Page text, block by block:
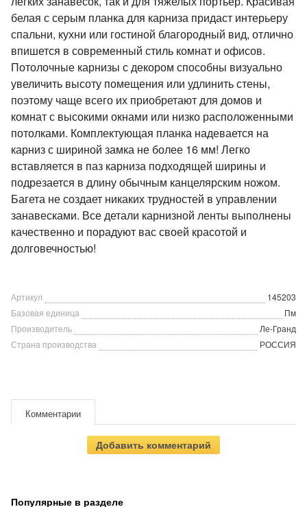
белая с серым планка для карниза придаст интерьеру
спальни, кухни или гостиной благородный вид, отлично
впишется в современный стиль комнат и офисов.
Потолочные карнизы с декором способны визуально
увеличить высоту помещения или удлинить стены,
поэтому чаще всего их приобретают для домов и
комнат с высокими окнами или низко расположенными
потолками. Комплектующая планка надевается на
карниз с шириной замка не более 16 мм! Легко
вставляется в паз карниза подходящей ширины и
подрезается в длину обычным канцелярским ножом.
Багета не создает никаких трудностей в управлении
занавесками. Все детали карнизной ленты выполнены
качественно и порадуют вас своей красотой и
долговечностью!
Артикул
145203
Базовая единица
Пм
Производитель
Ле-Гранд
Страна производства
РОССИЯ
Комментарии
Добавить комментарий
Популярные в разделе